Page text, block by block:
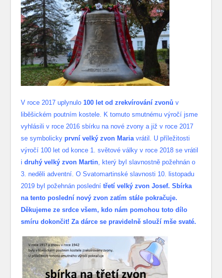
V roce 2017 uplynulo100 let od zrekvírování zvonů v
liběšickém poutním kostele. K tomuto smutnému výročí jsme
vyhlásili v roce 2016 sbírku na nové zvony a již v roce 2017
se symbolickyprvní velký zvon Mariavrátil. U příležitosti
výročí 100 let od konce 1. světové války v roce 2018 se vrátil
idruhý velký zvon Martin, který byl slavnostně požehnán o
3. neděli adventní. O Svatomartinské slavnosti 10. listopadu
2019 byl požehnán poslednítřetí velký zvon Josef. Sbírka
na tento poslední nový zvon zatím stále pokračuje.
Děkujeme ze srdce všem, kdo nám pomohou toto dílo
smíru dokončit! Za dárce se pravidelně slouží mše svaté.